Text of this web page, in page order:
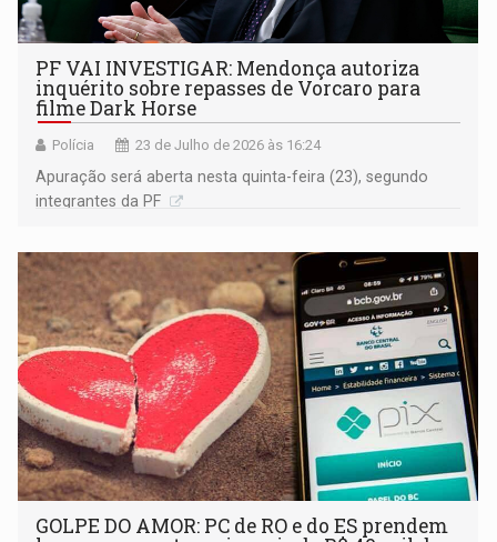
PF VAI INVESTIGAR: Mendonça autoriza
inquérito sobre repasses de Vorcaro para
filme Dark Horse
Polícia 23 de Julho de 2026 às 16:24
Apuração será aberta nesta quinta-feira (23), segundo
integrantes da PF
GOLPE DO AMOR: PC de RO e do ES prendem